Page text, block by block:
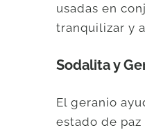
usadas en
tranquilizar y
Sodalita y
El geranio
estado de